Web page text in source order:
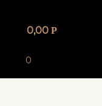
0,00 Р
0